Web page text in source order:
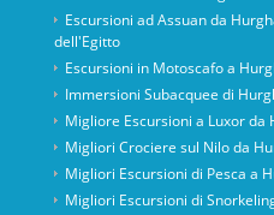
Escursioni ad Assuan da
dell'Egitto
Escursioni in Motoscafo a
Immersioni Subacquee di
Migliore Escursioni a Luxor da
Migliori Crociere sul Nilo da
Migliori Escursioni di Pesca a
Migliori Escursioni di